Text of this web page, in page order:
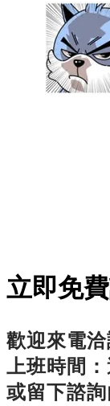
立即免
歡迎來電
上班時間
或留下諮